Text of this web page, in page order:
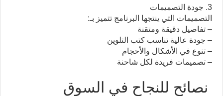
3. جودة التصميمات
التصميمات التي ينتجها البرنامج تتميز بـ:
– تفاصيل دقيقة ومتقنة
– جودة عالية تناسب كتب التلوين
– تنوع في الأشكال والأحجام
– تصميمات فريدة لكل شاحنة
نصائح للنجاح في السوق